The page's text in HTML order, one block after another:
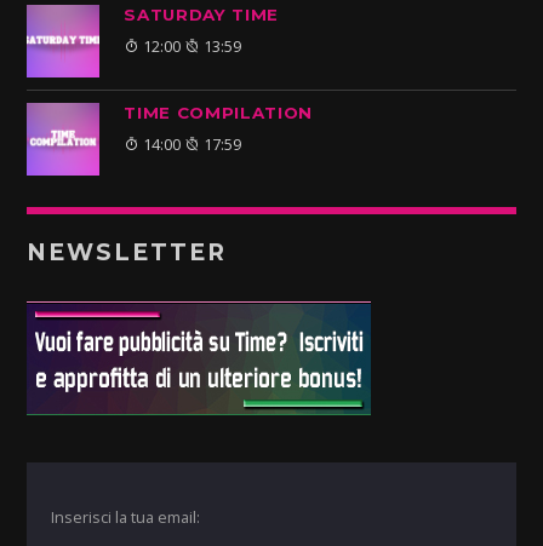
SATURDAY TIME
12:00 13:59
TIME COMPILATION
14:00 17:59
NEWSLETTER
Inserisci la tua email: